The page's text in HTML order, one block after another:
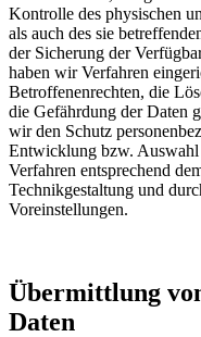
Kontrolle des physischen
als auch des sie
der Sicherung der
haben wir Verfahren
Betroffenenrechten, die
die Gefährdung der Daten
wir den Schutz
Entwicklung bzw.
Verfahren entsprechend
Technikgestaltung und
Voreinstellungen.
Übermittlung
Daten